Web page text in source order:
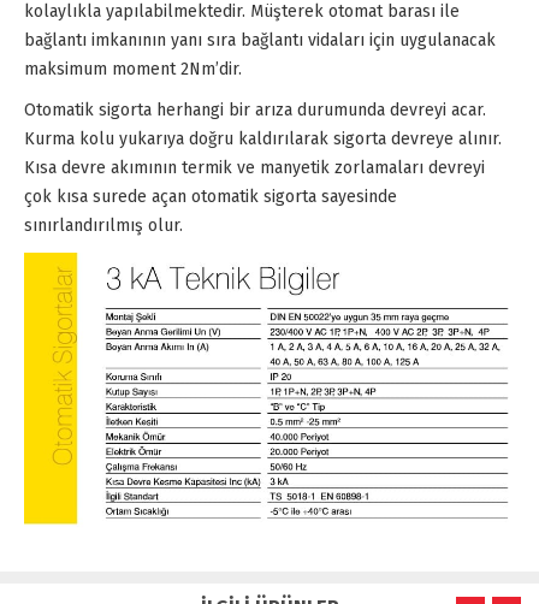
kolaylıkla yapılabilmektedir. Müşterek otomat barası ile
bağlantı imkanının yanı sıra bağlantı vidaları için uygulanacak
maksimum moment 2Nm’dir.
Otomatik sigorta herhangi bir arıza durumunda devreyi acar.
Kurma kolu yukarıya doğru kaldırılarak sigorta devreye alınır.
Kısa devre akımının termik ve manyetik zorlamaları devreyi
çok kısa surede açan otomatik sigorta sayesinde
sınırlandırılmış olur.